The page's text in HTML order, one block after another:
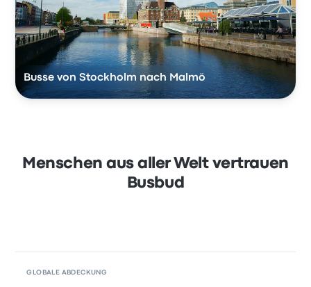
Busse von Stockholm nach Malmö
Menschen aus aller Welt vertrauen
Busbud
GLOBALE ABDECKUNG